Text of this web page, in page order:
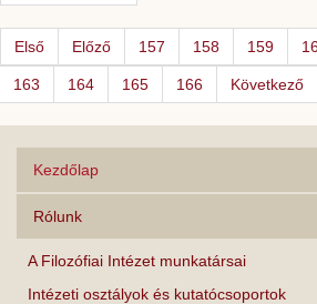
Első Előző 157 158 159
163 164 165 166 Következő
Kezdőlap
Rólunk
A Filozófiai Intézet munkatársai
Intézeti osztályok és kutatócsoportok